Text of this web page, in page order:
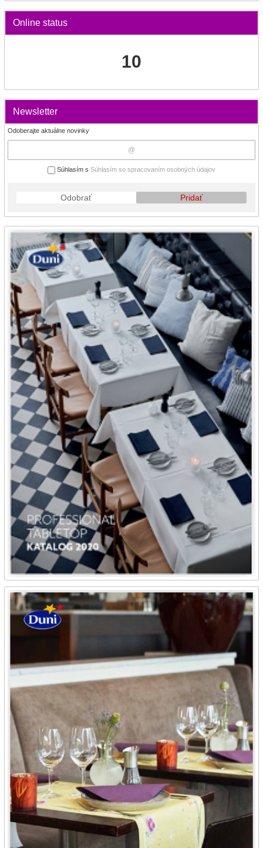
Online status
10
Newsletter
Odoberajte aktuálne novinky
Súhlasím s Súhlasím so spracovaním osobných údajov
Odobrať Pridať